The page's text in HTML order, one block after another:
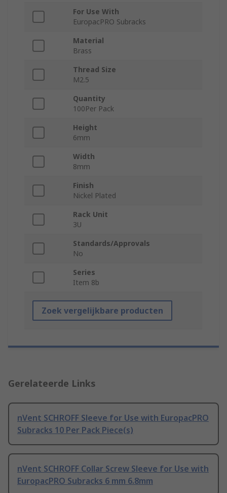
For Use With
EuropacPRO Subracks
Material
Brass
Thread Size
M2.5
Quantity
100Per Pack
Height
6mm
Width
8mm
Finish
Nickel Plated
Rack Unit
3U
Standards/Approvals
No
Series
Item 8b
Zoek vergelijkbare producten
Gerelateerde Links
nVent SCHROFF Sleeve for Use with EuropacPRO
Subracks 10 Per Pack Piece(s)
nVent SCHROFF Collar Screw Sleeve for Use with
EuropacPRO Subracks 6 mm 6.8mm